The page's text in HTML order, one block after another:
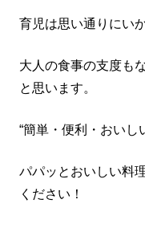
育児は思い通りにい
大人の食事の支度も
と思います。
“簡単・便利・おいし
パパッとおいしい料
ください！